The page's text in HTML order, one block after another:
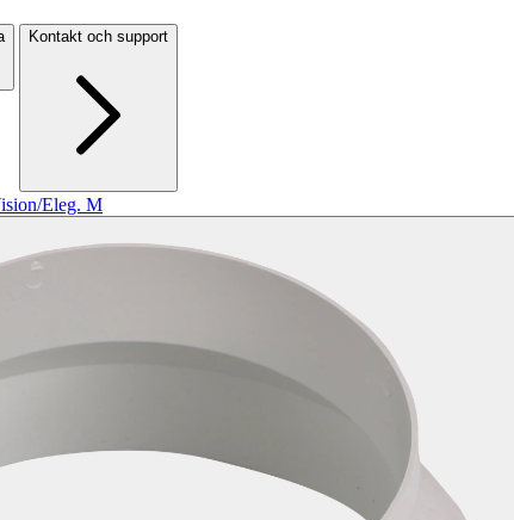
Kontakt och support
Eleg. M